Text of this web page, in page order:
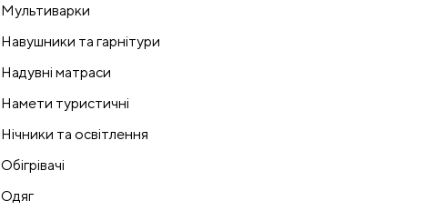
Мультиварки
Навушники та гарнітури
Надувні матраси
Намети туристичні
Нічники та освітлення
Обігрівачі
Одяг